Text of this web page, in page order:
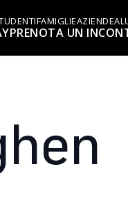
FAMIGLIEAZIENDE
PRENOTA UN